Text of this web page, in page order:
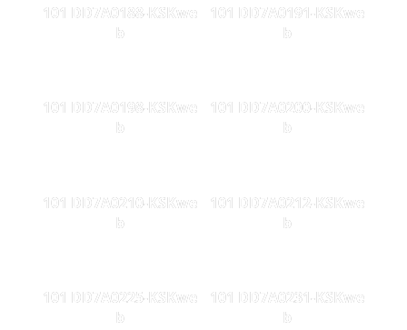
101 DD7A0188-KSKwe
b
101 DD7A0191-KSKwe
b
101 DD7A0198-KSKwe
b
101 DD7A0200-KSKwe
b
101 DD7A0210-KSKwe
b
101 DD7A0212-KSKwe
b
101 DD7A0225-KSKwe
b
101 DD7A0231-KSKwe
b